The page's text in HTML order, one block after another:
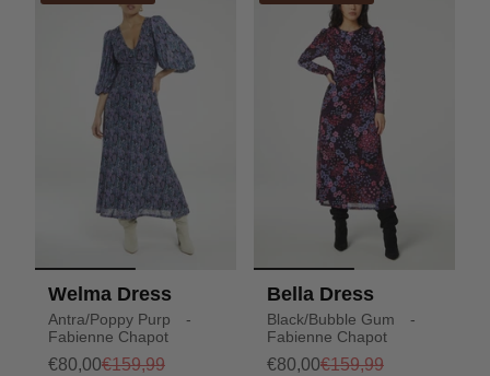
Welma Dress
Antra/Poppy Purp -
Fabienne Chapot
€80,00€159,99
Bella Dress
Black/Bubble Gum -
Fabienne Chapot
€80,00€159,99